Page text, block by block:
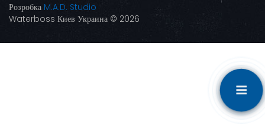
Розробка M.A.D. Studio
Waterboss Киев Украина © 2026